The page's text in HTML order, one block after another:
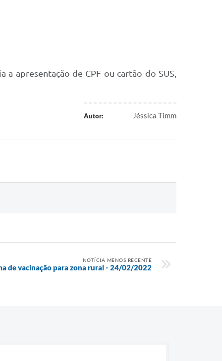
a apresentação de CPF ou cartão do SUS,
Autor: Jéssica Timm
NOTÍCIA MENOS RECENTE
de vacinação para zona rural - 24/02/2022